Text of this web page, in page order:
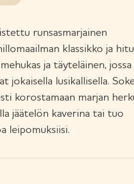
runsasmarjainen
klassikko ja
ja täyteläinen, jossa
jokaisella lusikallisella.
korostamaan marjan
jäätelön kaverina tai tuo
leipomuksiisi.